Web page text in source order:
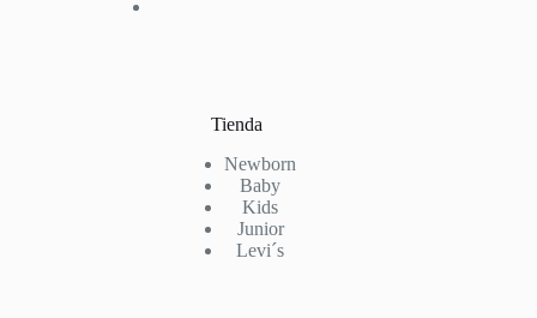
Tienda
Newborn
Baby
Kids
Junior
Levi´s